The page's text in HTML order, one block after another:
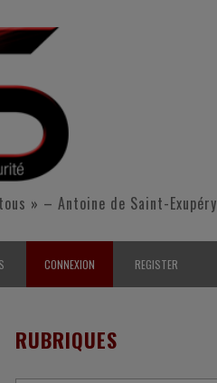
» – Antoine de Saint-Exupéry
CONTACTER
CONNEXION REGISTER
RUBRIQUES